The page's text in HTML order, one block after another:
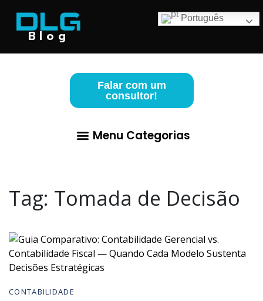
Blog
Português
Falar com um
consultor!
Menu Categorias
Tag: Tomada de Decisão
CONTABILIDADE